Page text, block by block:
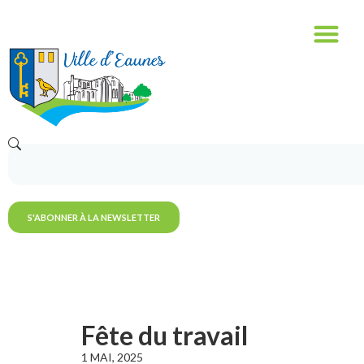
S'ABONNER À LA NEWSLETTER
Fête du travail
1 MAI, 2025